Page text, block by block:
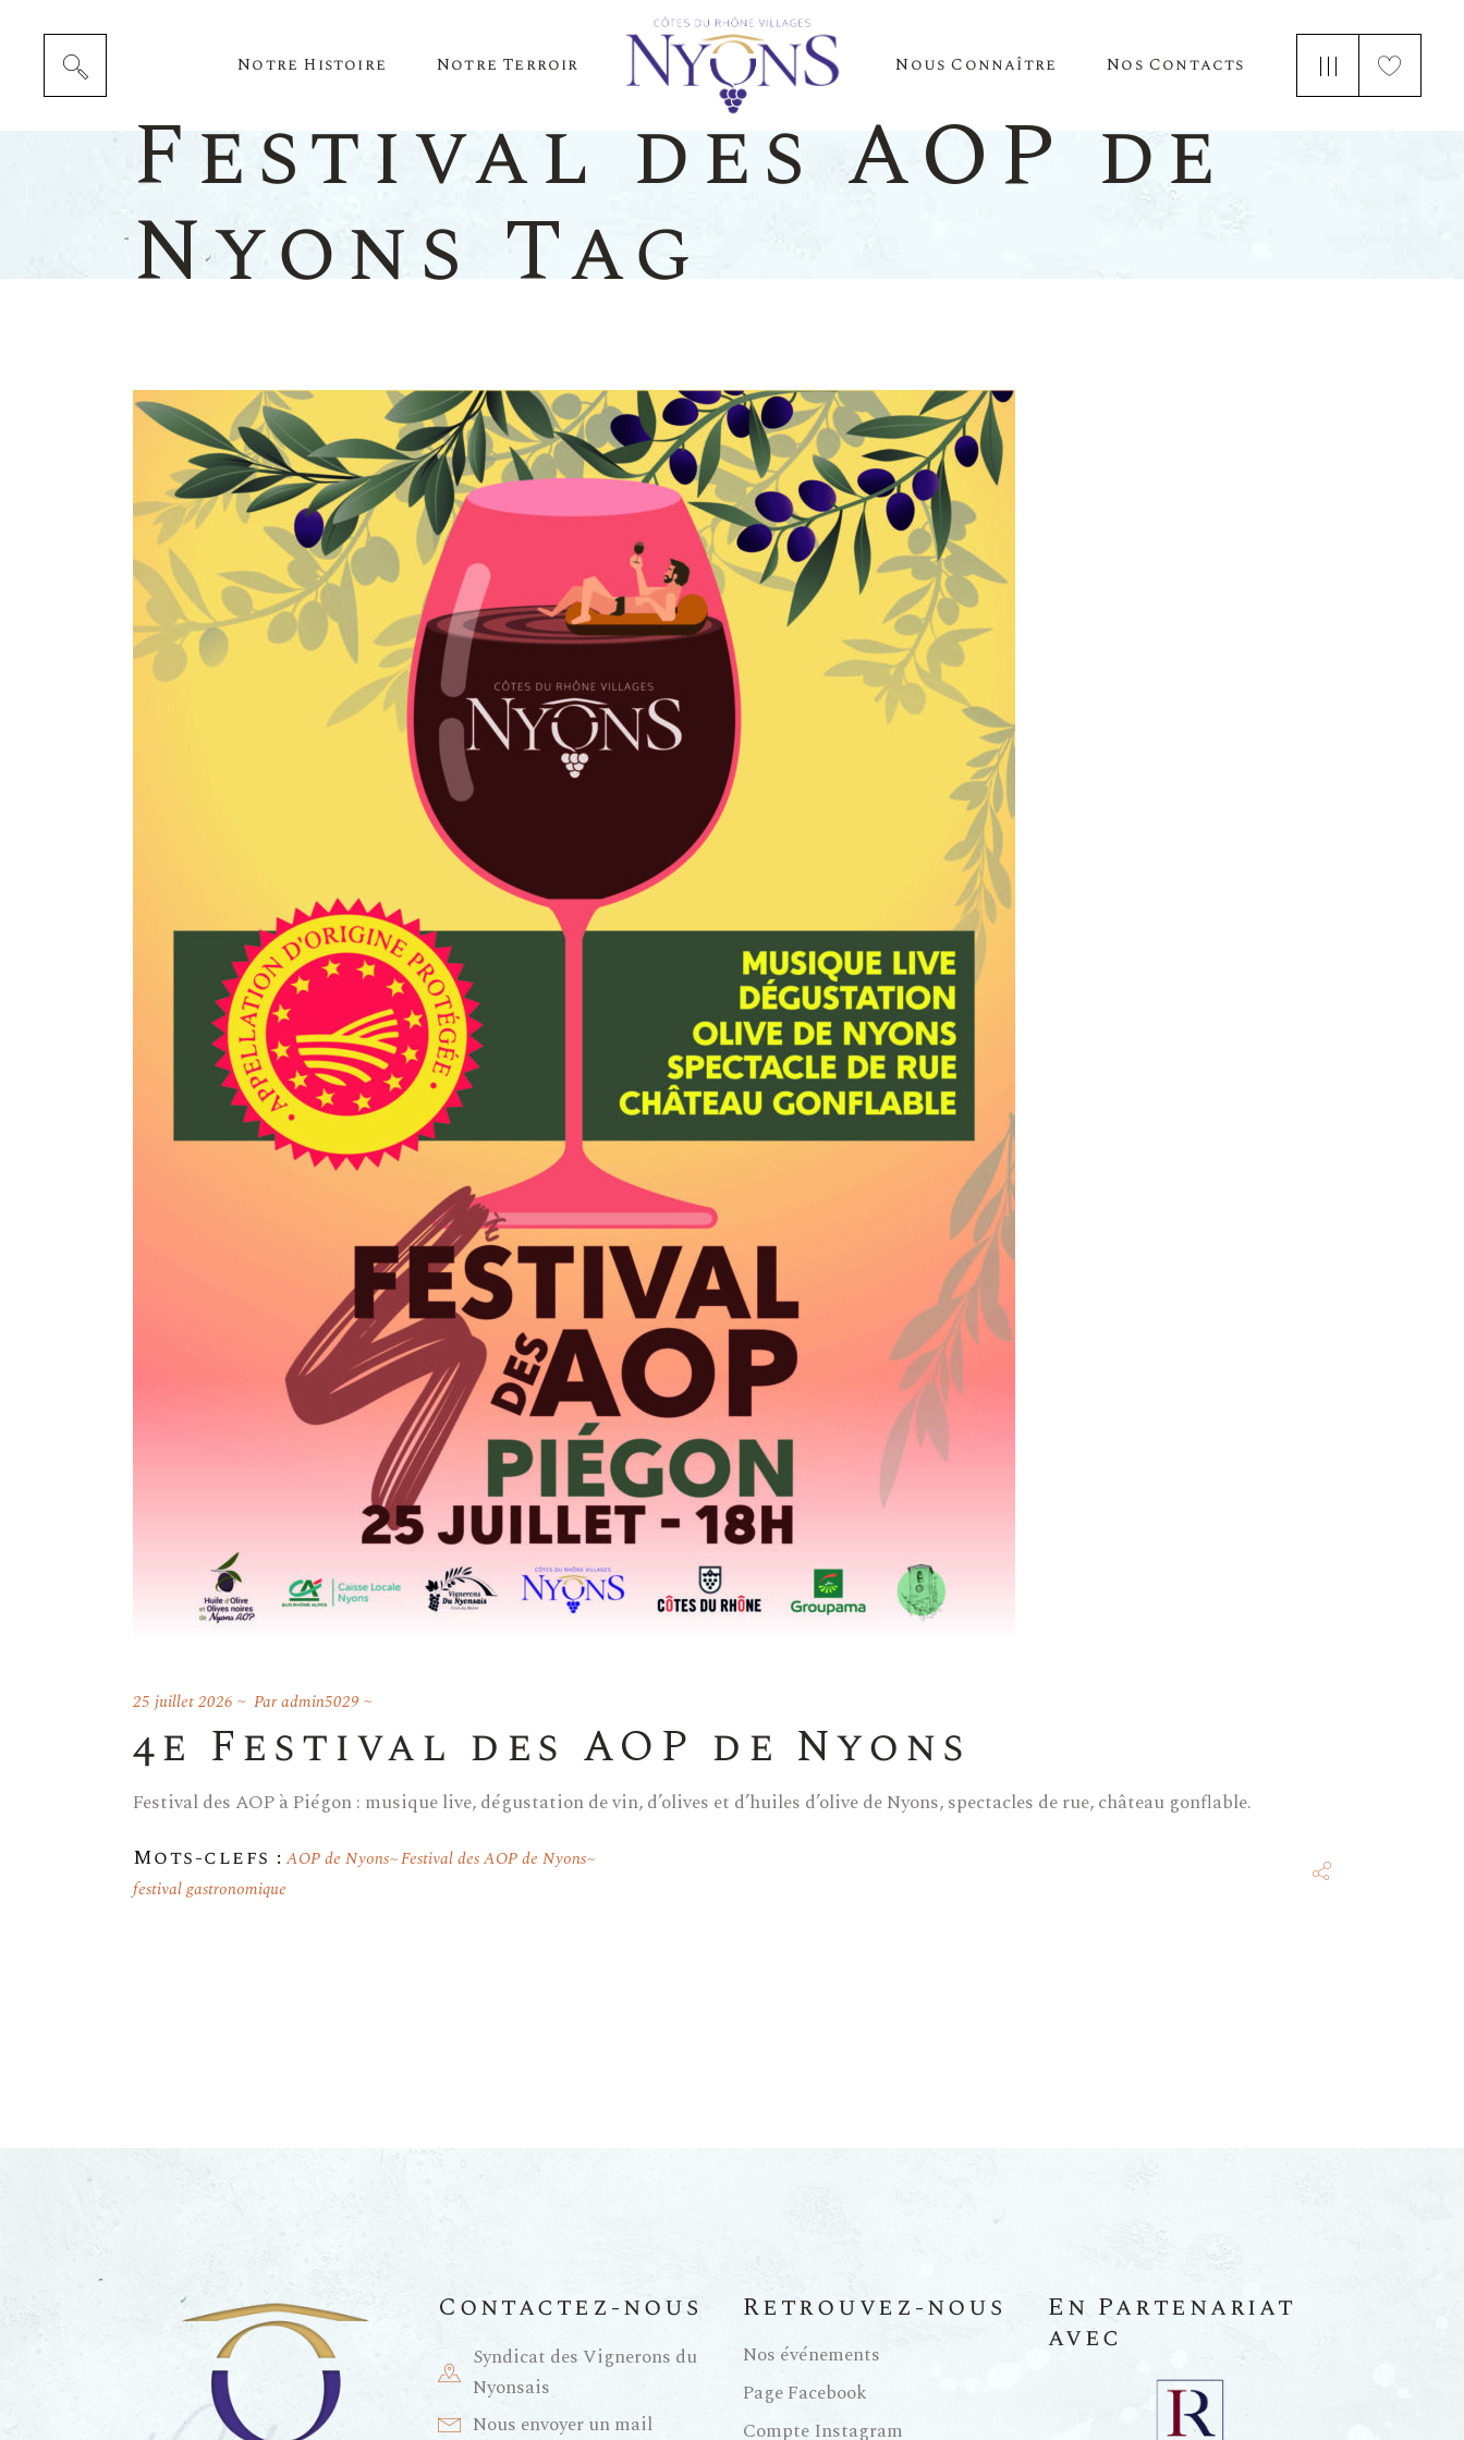
Notre Histoire Notre Terroir
Notre Terroir
Nous Connaître Nos Contacts
Cépages Et Saveurs
La Presse Parle De Nous
Festival des AOP de
Nyons Tag
25 juillet 2026 Paradmin5029
4e Festival des AOP de Nyons
Festival des AOP à Piégon : musique live, dégustation de vin, d’olives et d’huiles d’olive de Nyons, spectacles de rue, château gonflable.
Mots-clefs : AOP de Nyons Festival des AOP de Nyons
festival gastronomique
Contactez-nous
Syndicat des Vignerons du
Nyonsais
Nous envoyer un mail
Retrouvez-nous
Nos événements
Page Facebook
Compte Instagram
En Partenariat
avec